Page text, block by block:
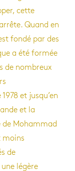
cette
Quand en
fondé par des
a été formée
de nombreux
et jusqu’en
et la
de Mohammad
moins
de
légère